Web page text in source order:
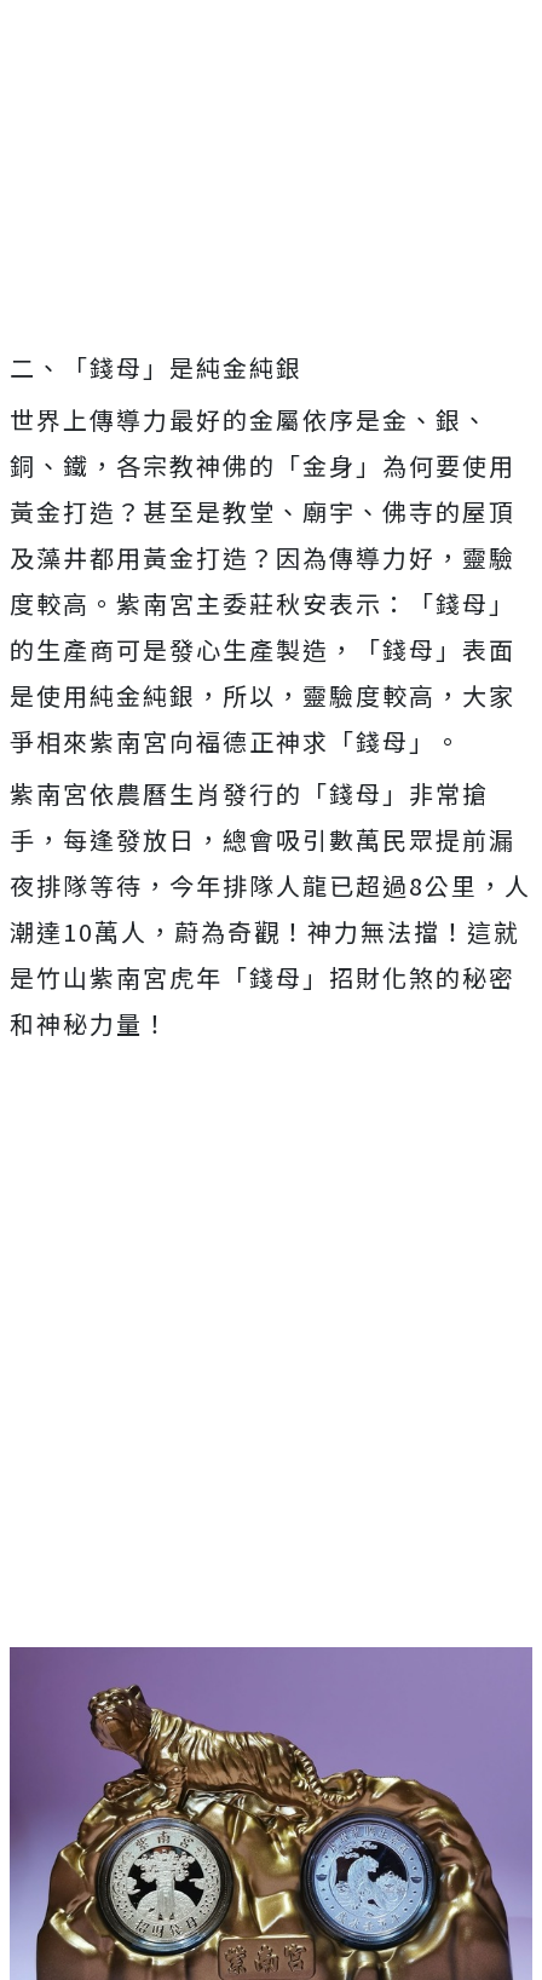
二、「錢母」是純金純銀
世界上傳導力最好的金屬依序是金、銀、
銅、鐵，各宗教神佛的「金身」為何要使用
黃金打造？甚至是教堂、廟宇、佛寺的屋頂
及藻井都用黃金打造？因為傳導力好，靈驗
度較高。紫南宮主委莊秋安表示：「錢母」
的生產商可是發心生產製造，「錢母」表面
是使用純金純銀，所以，靈驗度較高，大家
爭相來紫南宮向福德正神求「錢母」。
紫南宮依農曆生肖發行的「錢母」非常搶
手，每逢發放日，總會吸引數萬民眾提前漏
夜排隊等待，今年排隊人龍已超過8公里，人
潮達10萬人，蔚為奇觀！神力無法擋！這就
是竹山紫南宮虎年「錢母」招財化煞的秘密
和神秘力量！